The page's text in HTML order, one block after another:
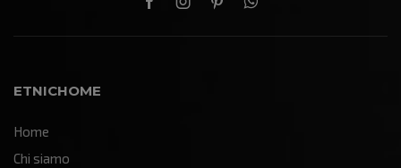
ETNICHOME
Home
Chi siamo